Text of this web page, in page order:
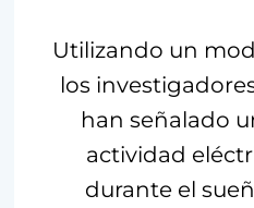
Utilizando un
los
han señalado
actividad
durante el